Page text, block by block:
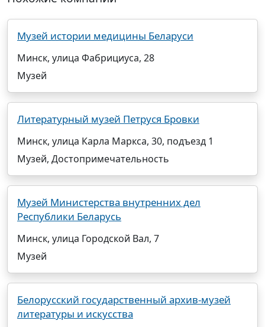
Музей истории медицины Беларуси
Минск, улица Фабрициуса, 28
Музей
Литературный музей Петруся Бровки
Минск, улица Карла Маркса, 30, подъезд 1
Музей, Достопримечательность
Музей Министерства внутренних дел
Республики Беларусь
Минск, улица Городской Вал, 7
Музей
Белорусский государственный архив-музей
литературы и искусства